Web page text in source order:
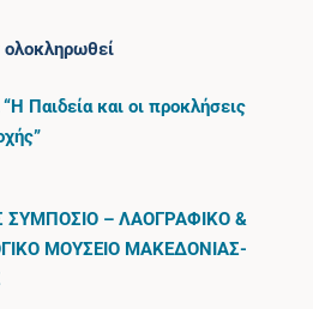
Παιδεία και οι προκλήσεις
ΣΥΜΠΟΣΙΟ – ΛΑΟΓΡΑΦΙΚΟ &
ΜΟΥΣΕΙΟ ΜΑΚΕΔΟΝΙΑΣ-